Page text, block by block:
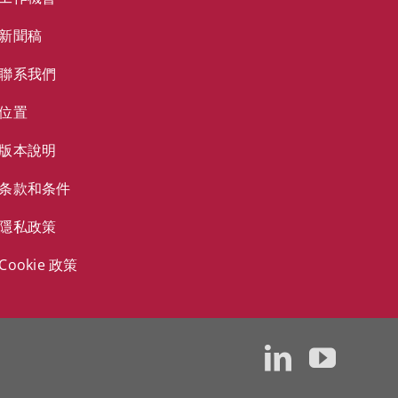
新聞稿
系我們
置
版本說明
款和条件
私政策
Cookie 政策
LinkedIn